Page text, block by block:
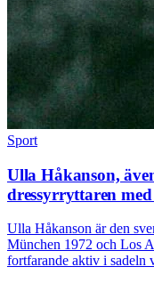
Sport
Ulla Håkanson,
dressyrryttaren
Ulla Håkanson är den
München 1972 och Los
fortfarande aktiv i sadeln